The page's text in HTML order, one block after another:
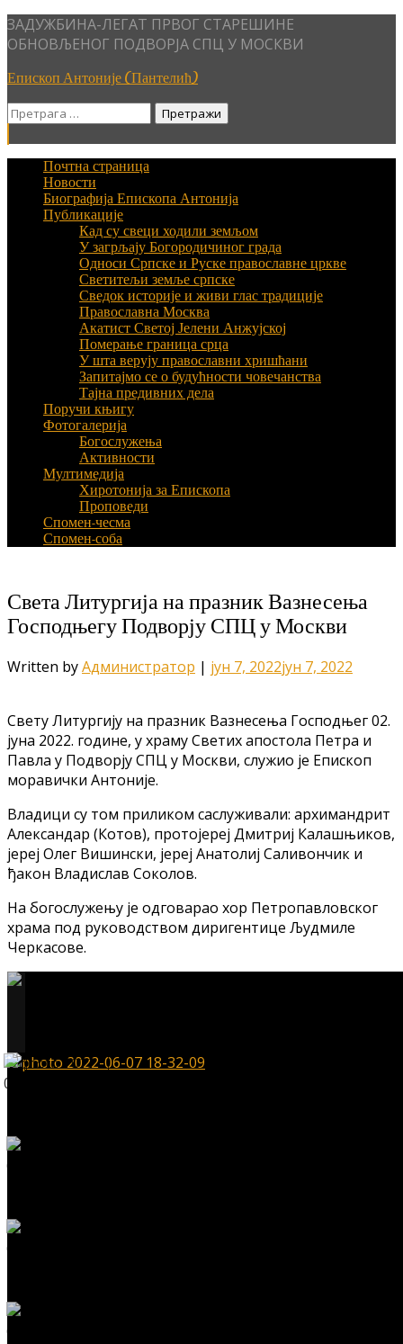
Skip
to
ЗАДУЖБИНА-ЛЕГАТ ПРВОГ СТАРЕШИНЕ
ОБНОВЉЕНОГ ПОДВОРЈА СПЦ У МОСКВИ
Епископ Антоније (Пантелић)
Претрага
Почтна страница
Новости
Биографија Епископа Антонија
Публикације
Кад су свеци ходили земљом
У загрљају Богородичиног града
Односи Српске и Руске православне цркве
Светитељи земље српске
Сведок историје и живи глас традиције
Православна Москва
Акатист Светој Јелени Анжујској
Померање граница срца
У шта верују православни хришћани
Запитајмо се о будућности човечанства
Тајна предивних дела
Поручи књигу
Фотогалерија
Богослужења
Активности
Мултимедија
Хиротонија за Епископа
Проповеди
Спомен-чесма
Спомен-соба
Света Литургија на празник Вазнесења
Господњегу Подворју СПЦ у Москви
Written byАдминистратор | јун 7, 2022јун 7, 2022
Свету Литургију на празник Вазнесења Господњег 02.
јуна 2022. године, у храму Светих апостола Петра и
Павла у Подворју СПЦ у Москви, служио је Епископ
моравички Антоније.
Владици су том приликом саслуживали: архимандрит
Александар (Котов), протојереј Дмитриј Калашњиков,
јереј Олег Вишински, јереј Анатолиј Саливончик и
ђакон Владислав Соколов.
На богослужењу је одговарао хор Петропавловског
храма под руководством диригентице Људмиле
Черкасове.